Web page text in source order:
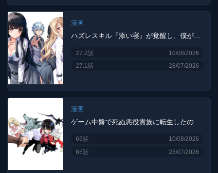
漫画
ハズレスキル『添い寝』が覚醒し、僕が最強ハーレムを築くまで～密着添い寝で願望解放!? 誘惑されまくって困ってます!!～
27.2話 10/08/2026
27.1話 28/07/2026
漫画
ゲーム中盤で死ぬ悪役貴族に転生したので、外れスキル【テイム】を駆使して最強を目指してみた
66話 10/08/2026
65話 28/07/2026